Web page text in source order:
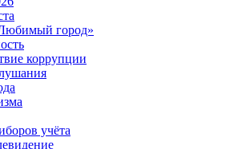
город»
коррупции
учёта